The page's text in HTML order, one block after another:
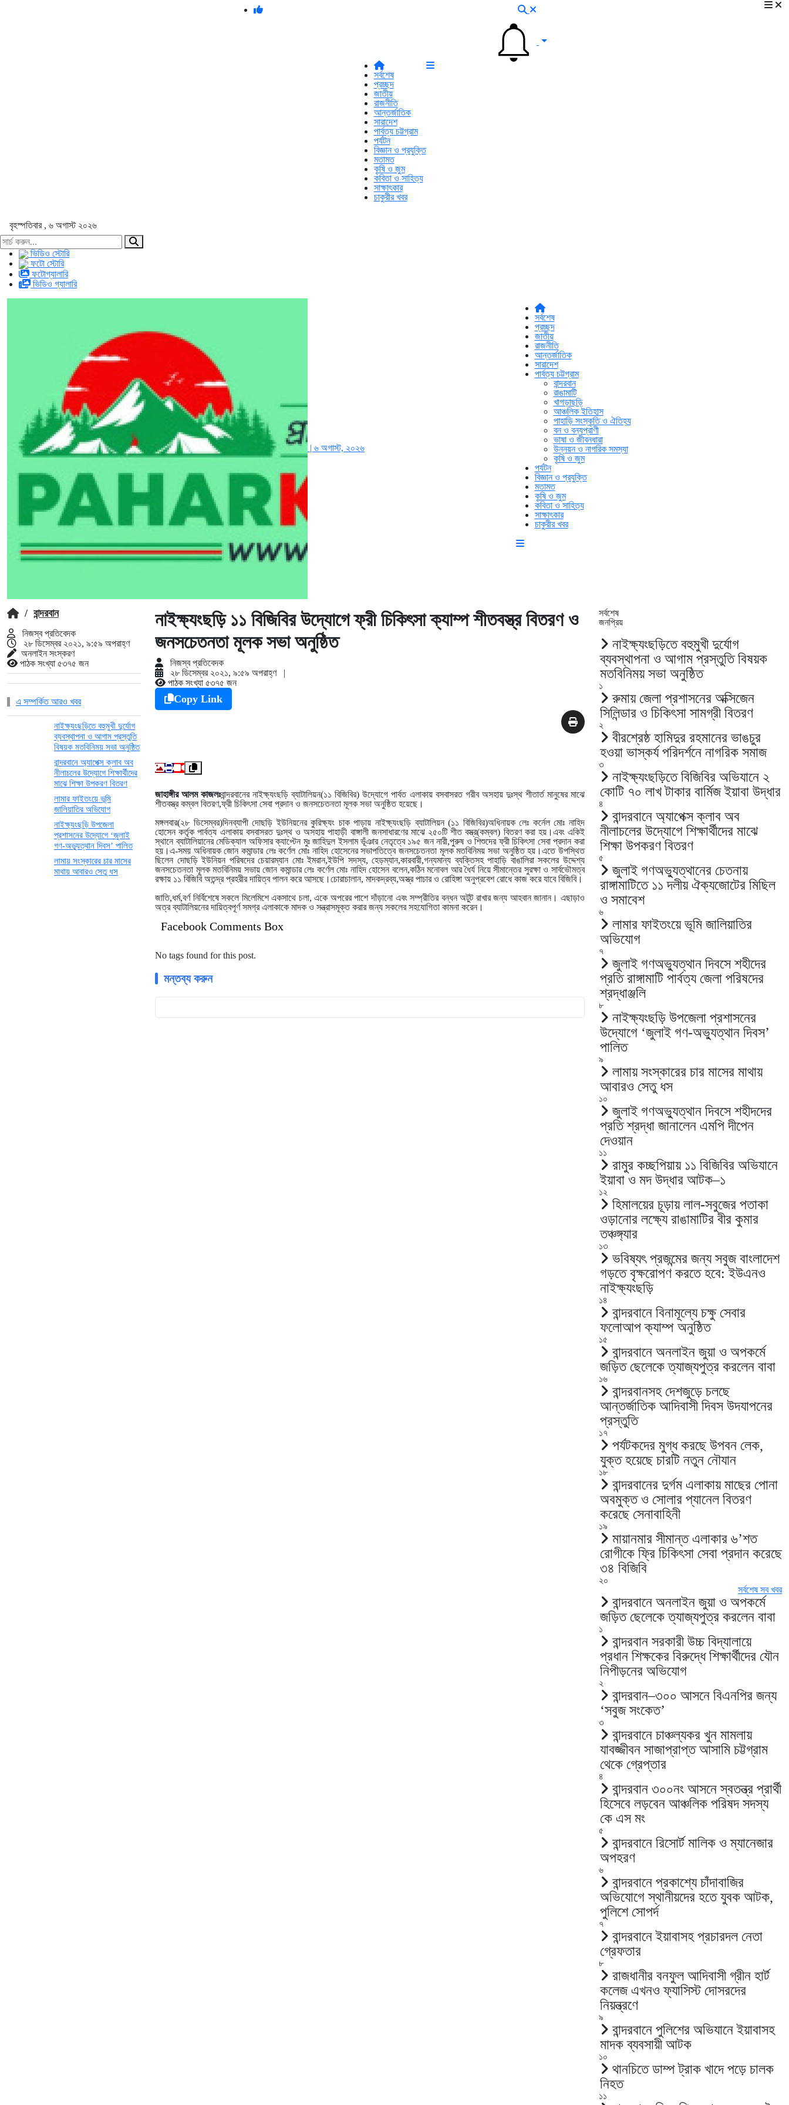
সর্বশেষ
প্রচ্ছদ
জাতীয়
রাজনীতি
আন্তর্জাতিক
সারাদেশ
পার্বত্য চট্টগ্রাম
পর্যটন
বিজ্ঞান ও প্রযুক্তি
মতামত
কৃষি ও জুম
কবিতা ও সাহিত্য
সাক্ষাৎকার
চাকুরীর খবর
বৃহস্পতিবার , ৬ অগাস্ট ২০২৬
ভিডিও স্টোরি
ফটো স্টোরি
ফটোগ্যালারি
ভিডিও গ্যালারি
| ৬ অগাস্ট, ২০২৬
সর্বশেষ
প্রচ্ছদ
জাতীয়
রাজনীতি
আন্তর্জাতিক
সারাদেশ
পার্বত্য চট্টগ্রাম
বান্দরবান
রাঙামাটি
খাগড়াছড়ি
আঞ্চলিক ইতিহাস
পাহাড়ি সংস্কৃতি ও ঐতিহ্য
বন ও বন্যপ্রাণী
ভাষা ও জীবনধারা
উন্নয়ন ও নাগরিক সমস্যা
কৃষি ও জুম
পর্যটন
বিজ্ঞান ও প্রযুক্তি
মতামত
কৃষি ও জুম
কবিতা ও সাহিত্য
সাক্ষাৎকার
চাকুরীর খবর
/ বান্দরবান
নিজস্ব প্রতিবেদক
২৮ ডিসেম্বর ২০২১, ৯:৫৯ অপরাহ্ণ
অনলাইন সংস্করণ
পাঠক সংখ্যা ৫৩৭৫ জন
এ সম্পর্কিত আরও খবর
নাইক্ষ্যংছড়িতে বহুমুখী দুর্যোগ
ব্যবস্থাপনা ও আগাম প্রস্তুতি
বিষয়ক মতবিনিময় সভা অনুষ্ঠিত
বান্দরবানে অ্যাপেক্স ক্লাব অব
নীলাচলের উদ্যোগে শিক্ষার্থীদের
মাঝে শিক্ষা উপকরণ বিতরণ
লামার ফাইতংয়ে ভূমি
জালিয়াতির অভিযোগ
নাইক্ষ্যংছড়ি উপজেলা
প্রশাসনের উদ্যোগে ‘জুলাই
গণ-অভ্যুত্থান দিবস’ পালিত
লামায় সংস্কারের চার মাসের
মাথায় আবারও সেতু ধস
নাইক্ষ্যংছড়ি ১১ বিজিবির উদ্যোগে ফ্রী চিকিৎসা ক্যাম্প শীতবস্ত্র বিতরণ ও
জনসচেতনতা মূলক সভা অনুষ্ঠিত
নিজস্ব প্রতিবেদক
২৮ ডিসেম্বর ২০২১, ৯:৫৯ অপরাহ্ণ
|
পাঠক সংখ্যা ৫৩৭৫ জন
Copy Link
জাহাঙ্গীর আলম কাজলঃবান্দরবানের নাইক্ষ্যংছড়ি ব্যাটালিয়ন(১১ বিজিবির) উদ্যোগে পার্বত এলাকায় বসবাসরত গরীব অসহায় দুঃস্থ শীতার্ত মানুষের মাঝে
শীতবস্ত্র কম্বল বিতরণ,ফ্রী চিকিৎসা সেবা প্রদান ও জনসচেতনতা মূলক সভা অনুষ্ঠিত হয়েছে।
মঙ্গলবার(২৮ ডিসেম্বর)দিনব্যাপী দোছড়ি ইউনিয়নের কুরিক্ষ্যং চাক পাড়ায় নাইক্ষ্যংছড়ি ব্যাটালিয়ন (১১ বিজিবির)অধিনায়ক লেঃ কর্নেল মোঃ নাহিদ
হোসেন কর্তৃক পার্বত্য এলাকায় বসবাসরত দুঃস্থ ও অসহায় পাহাড়ী বাঙ্গালী জনসাধারণের মাঝে ২৫০টি শীত বস্ত্র(কম্বল) বিতরণ করা হয়।এবং একিই
স্থানে ব্যাটালিয়ানের মেডিক্যাল অফিসার ক্যাপ্টেন মুঃ জাহিদুল ইসলাম ভূঁঞার নেতৃত্বে ১৯৫ জন নারী,পুরুষ ও শিশুদের ফ্রী চিকিৎসা সেবা প্রদান করা
হয়।এ-সময় অধিনায়ক জোন কমান্ডার লেঃ কর্ণেল মোঃ নাহিদ হোসেনের সভাপতিত্বে জনসচেতনতা মূলক মতবিনিময় সভা অনুষ্ঠিত হয়।এতে উপস্থিত
ছিলেন দোছড়ি ইউনিয়ন পরিষদের চেয়ারম্যান মোঃ ইমরান,ইউপি সদস্য, হেড়ম্যান,কারবারী,গন্যমান্য ব্যক্তিসহ পাহাড়ি বাঙালিরা সকলের উদ্দেশ্য
জনসচেতনতা মূলক মতবিনিময় সভায় জোন কমান্ডার লেঃ কর্ণেল মোঃ নাহিদ হোসেন বলেন,কঠিন মনোবল আর ধৈর্য নিয়ে সীমান্তের সুরক্ষা ও সার্বভৌমত্ব
রক্ষায় ১১ বিজিবি অতন্দ্র প্রহরীর দায়িত্ব পালন করে আসছে।চোরাচালান, মাদকদ্রব্য,অস্ত্র পাচার ও রোহিঙ্গা অনুপ্রবেশ রোধে কাজ করে যাবে বিজিবি।
জাতি,ধর্ম,বর্ণ নির্বিশেষে সকলে মিলেমিশে একসাথে চলা, একে অপরের পাশে দাঁড়ানো এবং সম্প্রীতির বন্ধন অটুট রাখার জন্য আহবান জানান। এছাড়াও
অত্র ব্যাটালিয়নের দায়িত্বপূর্ণ সমগ্র এলাকাকে মাদক ও সন্ত্রাসমূক্ত করার জন্য সকলের সহযোগিতা কামনা করেন।
Facebook Comments Box
No tags found for this post.
মন্তব্য করুন
সর্বশেষ
জনপ্রিয়
নাইক্ষ্যংছড়িতে বহুমুখী দুর্যোগ
ব্যবস্থাপনা ও আগাম প্রস্তুতি বিষয়ক
মতবিনিময় সভা অনুষ্ঠিত
১
রুমায় জেলা প্রশাসনের অক্সিজেন
সিলিন্ডার ও চিকিৎসা সামগ্রী বিতরণ
২
বীরশ্রেষ্ঠ হামিদুর রহমানের ভাঙচুর
হওয়া ভাস্কর্য পরিদর্শনে নাগরিক সমাজ
৩
নাইক্ষ্যংছড়িতে বিজিবির অভিযানে ২
কোটি ৭০ লাখ টাকার বার্মিজ ইয়াবা উদ্ধার
৪
বান্দরবানে অ্যাপেক্স ক্লাব অব
নীলাচলের উদ্যোগে শিক্ষার্থীদের মাঝে
শিক্ষা উপকরণ বিতরণ
৫
জুলাই গণঅভ্যুত্থানের চেতনায়
রাঙ্গামাটিতে ১১ দলীয় ঐক্যজোটের মিছিল
ও সমাবেশ
৬
লামার ফাইতংয়ে ভূমি জালিয়াতির
অভিযোগ
৭
জুলাই গণঅভ্যুত্থান দিবসে শহীদের
প্রতি রাঙ্গামাটি পার্বত্য জেলা পরিষদের
শ্রদ্ধাঞ্জলি
৮
নাইক্ষ্যংছড়ি উপজেলা প্রশাসনের
উদ্যোগে ‘জুলাই গণ-অভ্যুত্থান দিবস’
পালিত
৯
লামায় সংস্কারের চার মাসের মাথায়
আবারও সেতু ধস
১০
জুলাই গণঅভ্যুত্থান দিবসে শহীদদের
প্রতি শ্রদ্ধা জানালেন এমপি দীপেন
দেওয়ান
১১
রামুর কচ্ছপিয়ায় ১১ বিজিবির অভিযানে
ইয়াবা ও মদ উদ্ধার আটক–১
১২
হিমালয়ের চূড়ায় লাল-সবুজের পতাকা
ওড়ানোর লক্ষ্যে রাঙামাটির বীর কুমার
তঞ্চঙ্গ্যার
১৩
ভবিষ্যৎ প্রজন্মের জন্য সবুজ বাংলাদেশ
গড়তে বৃক্ষরোপণ করতে হবে: ইউএনও
নাইক্ষ্যংছড়ি
১৪
বান্দরবানে বিনামূল্যে চক্ষু সেবার
ফলোআপ ক্যাম্প অনুষ্ঠিত
১৫
বান্দরবানে অনলাইন জুয়া ও অপকর্মে
জড়িত ছেলেকে ত্যাজ্যপুত্র করলেন বাবা
১৬
বান্দরবানসহ দেশজুড়ে চলছে
আন্তর্জাতিক আদিবাসী দিবস উদযাপনের
প্রস্তুতি
১৭
পর্যটকদের মুগ্ধ করছে উপবন লেক,
যুক্ত হয়েছে চারটি নতুন নৌযান
১৮
বান্দরবানের দুর্গম এলাকায় মাছের পোনা
অবমুক্ত ও সোলার প্যানেল বিতরণ
করেছে সেনাবাহিনী
১৯
মায়ানমার সীমান্ত এলাকার ৬’শত
রোগীকে ফ্রি চিকিৎসা সেবা প্রদান করেছে
৩৪ বিজিবি
২০
সর্বশেষ সব খবর
বান্দরবানে অনলাইন জুয়া ও অপকর্মে
জড়িত ছেলেকে ত্যাজ্যপুত্র করলেন বাবা
১
বান্দরবান সরকারী উচ্চ বিদ্যালায়ে
প্রধান শিক্ষকের বিরুদ্ধে শিক্ষার্থীদের যৌন
নিপীড়নের অভিযোগ
২
বান্দরবান–৩০০ আসনে বিএনপির জন্য
‘সবুজ সংকেত’
৩
বান্দরবানে চাঞ্চল্যকর খুন মামলায়
যাবজ্জীবন সাজাপ্রাপ্ত আসামি চট্টগ্রাম
থেকে গ্রেপ্তার
৪
বান্দরবান ৩০০নং আসনে স্বতন্ত্র প্রার্থী
হিসেবে লড়বেন আঞ্চলিক পরিষদ সদস্য
কে এস মং
৫
বান্দরবানে রিসোর্ট মালিক ও ম্যানেজার
অপহরণ
৬
বান্দরবানে প্রকাশ্যে চাঁদাবাজির
অভিযোগে স্থানীয়দের হতে যুবক আটক,
পুলিশে সোপর্দ
৭
বান্দরবানে ইয়াবাসহ প্রচারদল নেতা
গ্রেফতার
৮
রাজধানীর বনফুল আদিবাসী গ্রীন হার্ট
কলেজ এখনও ফ্যাসিস্ট দোসরদের
নিয়ন্ত্রণে
৯
বান্দরবানে পুলিশের অভিযানে ইয়াবাসহ
মাদক ব্যবসায়ী আটক
১০
থানচিতে ডাম্প ট্রাক খাদে পড়ে চালক
নিহত
১১